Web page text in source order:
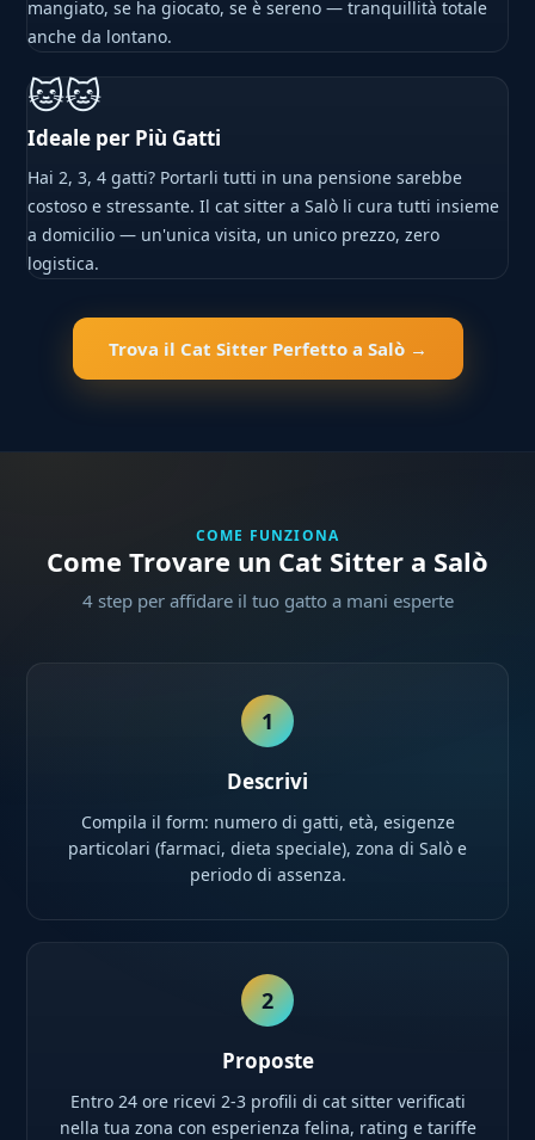
mangiato, se ha giocato, se è sereno — tranquillità totale
anche da lontano.
🐱🐱
Ideale per Più Gatti
Hai 2, 3, 4 gatti? Portarli tutti in una pensione sarebbe
costoso e stressante. Il cat sitter a Salò li cura tutti insieme
a domicilio — un'unica visita, un unico prezzo, zero
logistica.
Trova il Cat Sitter Perfetto a Salò →
COME FUNZIONA
Come Trovare un Cat Sitter a Salò
4 step per affidare il tuo gatto a mani esperte
1
Descrivi
Compila il form: numero di gatti, età, esigenze
particolari (farmaci, dieta speciale), zona di Salò e
periodo di assenza.
2
Proposte
Entro 24 ore ricevi 2-3 profili di cat sitter verificati
nella tua zona con esperienza felina, rating e tariffe